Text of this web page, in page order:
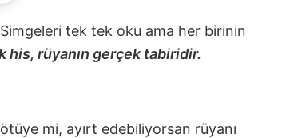
tek tek oku ama her birinin
his, rüyanın gerçek tabiridir.
mi, ayırt edebiliyorsan rüyanı